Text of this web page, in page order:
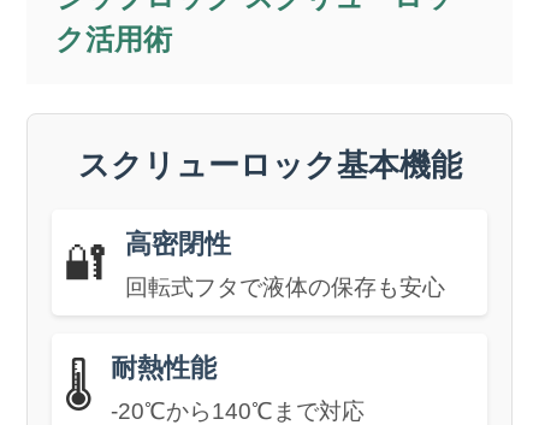
ク活用術
スクリューロック基本機能
🔐 高密閉性
回転式フタで液体の保存も安心
🌡️ 耐熱性能
-20℃から140℃まで対応